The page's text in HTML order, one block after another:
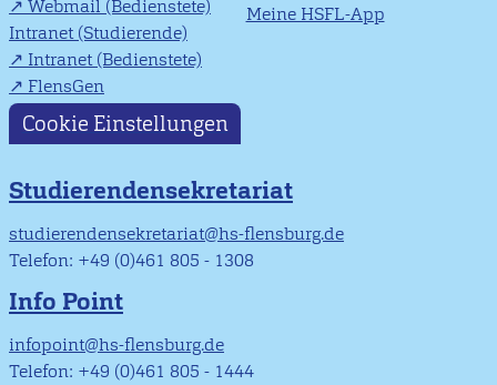
Webmail (Bedienstete)
Intranet (Studierende)
Intranet (Bedienstete)
FlensGen
Meine HSFL-App
Cookie Einstellungen
Studierendensekretariat
studierendensekretariat@hs-flensburg.de
Telefon: +49 (0)461 805 - 1308
Info Point
infopoint@hs-flensburg.de
Telefon: +49 (0)461 805 - 1444